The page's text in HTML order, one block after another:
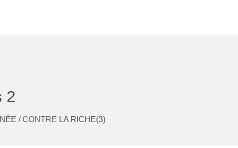
2
/ CONTRE LA RICHE(3)